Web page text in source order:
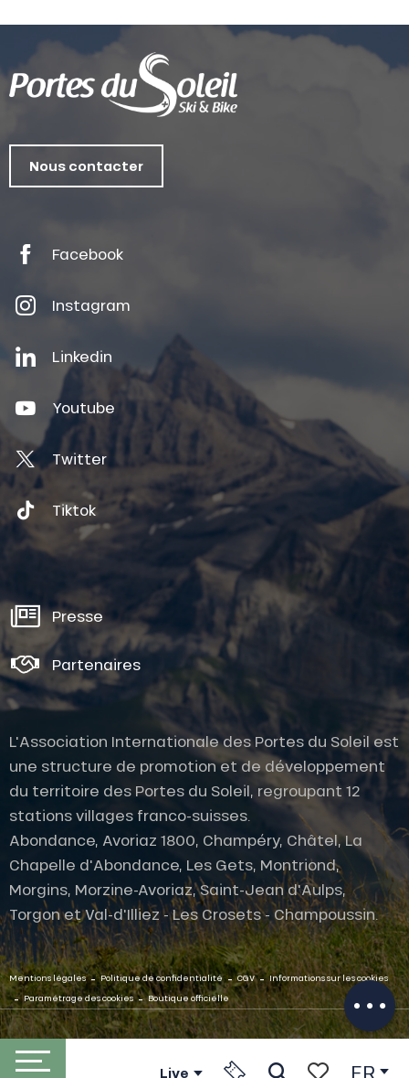
Live FR
Description
Prestations
Ouvertures
Contacter
par email
Nous contacter
Facebook
Instagram
Linkedin
Youtube
Twitter
Tiktok
Presse
Partenaires
L'Association Internationale des Portes du Soleil est
une structure de promotion et de développement
du territoire des Portes du Soleil, regroupant 12
stations villages franco-suisses.
Abondance, Avoriaz 1800, Champéry, Châtel, La
Chapelle d'Abondance, Les Gets, Montriond,
Morgins, Morzine-Avoriaz, Saint-Jean d'Aulps,
Torgon et Val-d'Illiez - Les Crosets - Champoussin.
Mentions légales - Politique de confidentialité - CGV - Informations sur les cookies
- Paramétrage des cookies - Boutique officielle